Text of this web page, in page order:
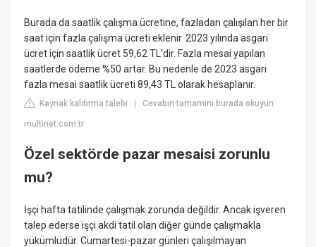
Burada da saatlik çalışma ücretine, fazladan çalışılan her bir
saat için fazla çalışma ücreti eklenir. 2023 yılında asgari
ücret için saatlik ücret 59,62 TL'dir. Fazla mesai yapılan
saatlerde ödeme %50 artar. Bu nedenle de 2023 asgari
fazla mesai saatlik ücreti 89,43 TL olarak hesaplanır.
Kaynak kaldırma talebi |Cevabın tamamını burada okuyun:
multinet.com.tr
Özel sektörde pazar mesaisi zorunlu
mu?
İşçi hafta tatilinde çalışmak zorunda değildir. Ancak işveren
talep ederse işçi akdi tatil olan diğer günde çalışmakla
yükümlüdür. Cumartesi-pazar günleri çalışılmayan